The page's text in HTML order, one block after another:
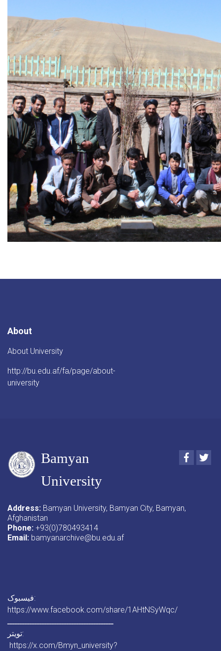
About
About University
http://bu.edu.af/fa/page/about-
university
Bamyan
University
Address: Bamyan University, Bamyan City, Bamyan,
Afghanistan
Phone: +93(0)780493414
Email: bamyanarchive@bu.edu.af
فیسبوک:
https://www.facebook.com/share/1AHtNSyWqc/
ـــــــــــــــــــــــــــــــــــــــــــ
تویتر:
https://x.com/Bmyn_university?